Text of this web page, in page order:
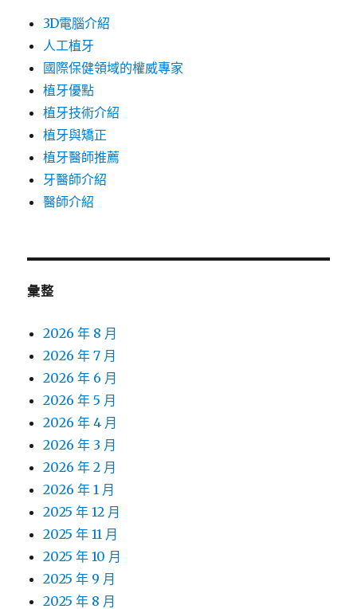
3D電腦介紹
人工植牙
國際保健領域的權威專家
植牙優點
植牙技術介紹
植牙與矯正
植牙醫師推薦
牙醫師介紹
醫師介紹
彙整
2026 年 8 月
2026 年 7 月
2026 年 6 月
2026 年 5 月
2026 年 4 月
2026 年 3 月
2026 年 2 月
2026 年 1 月
2025 年 12 月
2025 年 11 月
2025 年 10 月
2025 年 9 月
2025 年 8 月